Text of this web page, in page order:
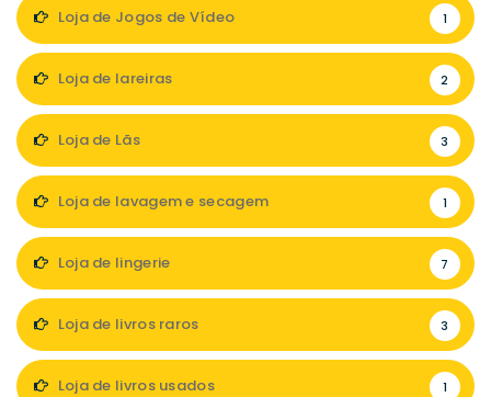
Loja de Jogos de Vídeo 1
Loja de lareiras 2
Loja de Lãs 3
Loja de lavagem e secagem 1
Loja de lingerie 7
Loja de livros raros 3
Loja de livros usados 1